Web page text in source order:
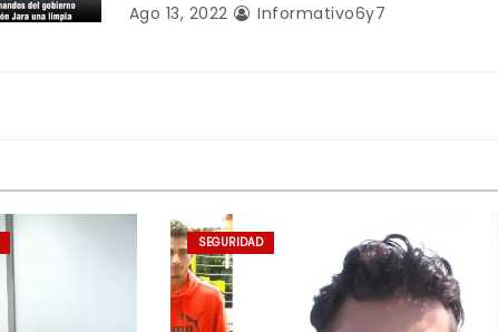
Ago 13, 2022 Informativo6y7
SEGURIDAD